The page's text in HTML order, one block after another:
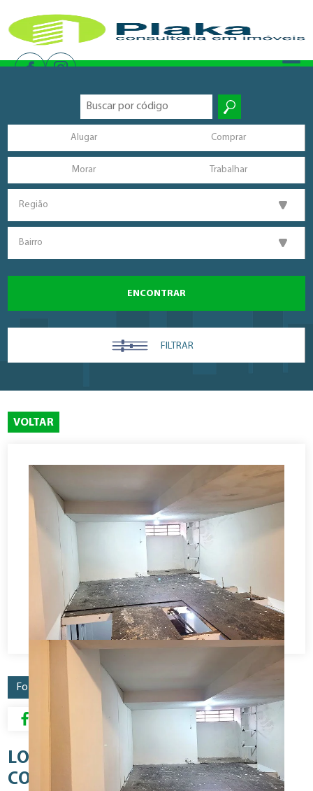
Alugar Comprar
Morar Trabalhar
Região
Bairro
ENCONTRAR
FILTRAR
VOLTAR
Fotos Resumo para Download
LOCAÇÃO - LIBERDADE SALÃO
COMERCIAL COM 30M2 Á.C